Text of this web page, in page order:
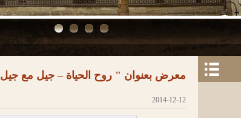
معرض بعنوان " روح الحياة – جيل مع جيل
2014-12-12